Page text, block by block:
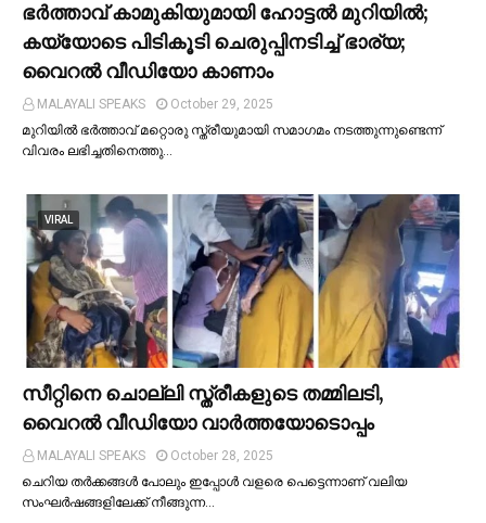
ഭര്‍ത്താവ് കാമുകിയുമായി ഹോട്ടല്‍ മുറിയില്‍;
കയ്യോടെ പിടികൂടി ചെരുപ്പിനടിച്ച്‌ ഭാര്യ;
വൈറൽ വീഡിയോ കാണാം
MALAYALI SPEAKS
October 29, 2025
മുറിയില്‍ ഭർത്താവ് മറ്റൊരു സ്ത്രീയുമായി സമാഗമം നടത്തുന്നുണ്ടെന്ന്
വിവരം ലഭിച്ചതിനെത്തു…
VIRAL
സീറ്റിനെ ചൊല്ലി സ്ത്രീകളുടെ തമ്മിലടി,
വൈറല്‍ വീഡിയോ വാർത്തയോടൊപ്പം
MALAYALI SPEAKS
October 28, 2025
ചെറിയ തര്‍ക്കങ്ങള്‍ പോലും ഇപ്പോള്‍ വളരെ പെട്ടെന്നാണ് വലിയ
സംഘര്‍ഷങ്ങളിലേക്ക് നീങ്ങുന്ന…